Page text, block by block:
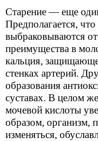
Старение — еще
Предполагается,
выбраковываются
преимущества в
кальция,
стенках артерий.
образования
суставах. В целом
мочевой кислоты
образом, организм,
изменяться,